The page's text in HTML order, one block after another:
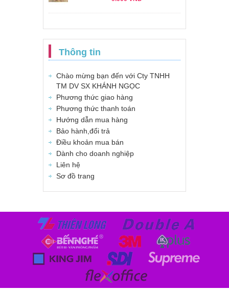
Thông tin
Chào mừng bạn đến với Cty TNHH
TM DV SX KHÁNH NGỌC
Phương thức giao hàng
Phương thức thanh toán
Hướng dẫn mua hàng
Bảo hành,đổi trả
Điều khoản mua bán
Dành cho doanh nghiệp
Liên hệ
Sơ đồ trang